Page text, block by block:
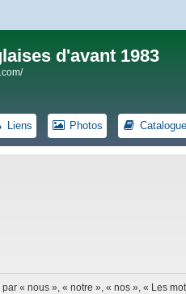
d'avant 1983
Liens Photos
« nous », « notre », « nos », « Les